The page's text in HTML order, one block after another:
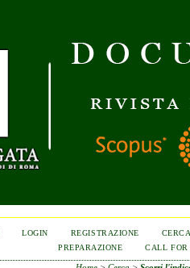
LOGIN REGISTRAZIONE
PREPARAZIONE
CALL FOR